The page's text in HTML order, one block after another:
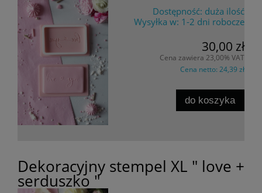
Dostępność: duża ilość
Wysyłka w: 1-2 dni robocze
30,00 zł
Cena zawiera 23,00% VAT
Cena netto: 24,39 zł
do koszyka
Dekoracyjny stempel XL " love +
serduszko "